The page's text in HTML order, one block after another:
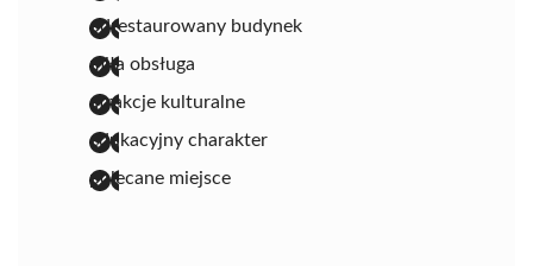
odrestaurowany budynek
miła obsługa
atrakcje kulturalne
edukacyjny charakter
polecane miejsce